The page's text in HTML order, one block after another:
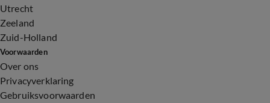
Utrecht
Zeeland
Zuid-Holland
Voorwaarden
Over ons
Privacyverklaring
Gebruiksvoorwaarden